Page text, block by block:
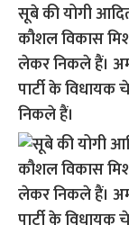
सूबे की योगी
कौशल विकास
लेकर निकले हैं।
पार्टी के
निकले हैं।